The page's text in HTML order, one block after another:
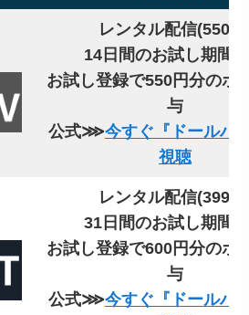
レンタル配信(550
14日間のお試し期間
お試し登録で550円分のポ
与
公式⋙今すぐ『ドールハ
視聴
レンタル配信(399
31日間のお試し期間
お試し登録で600円分のポ
与
公式⋙今すぐ『ドールハ